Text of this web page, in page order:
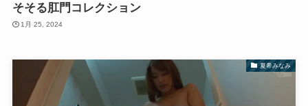
そそる肛門コレクション
1月 25, 2024
夏希みなみ